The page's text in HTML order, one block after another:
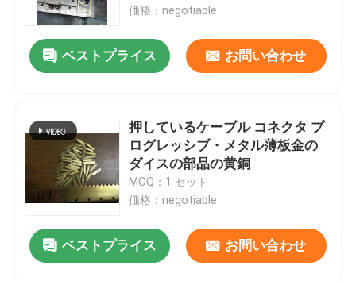
価格：negotiable
ベストプライス お問い合わせ
押しているケーブル コネクタ プ
ログレッシブ・メタル薄板金の
ダイスの部品の黄銅
MOQ：1 セット
価格：negotiable
ベストプライス お問い合わせ